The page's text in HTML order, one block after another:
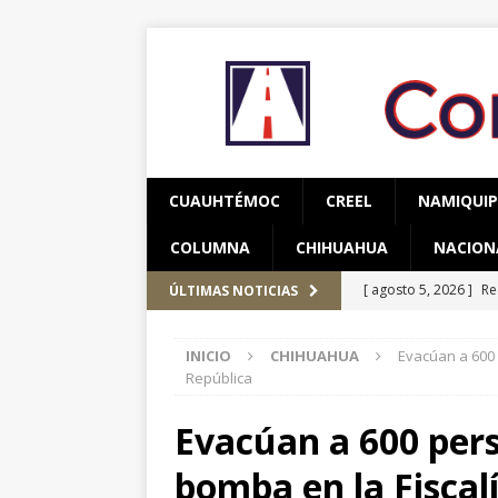
CUAUHTÉMOC CREEL
COLUMNA CHIHUAHUA
ÚLTIMAS NOTICIAS [ agosto 5, 2026 ]
[ agosto 7, 2026 ]
[ agosto 7, 2026 ]
nuestros pueblos
INICIO CHIHUAHUA
Evacúan a
República
Evacúan a 600
bomba en la